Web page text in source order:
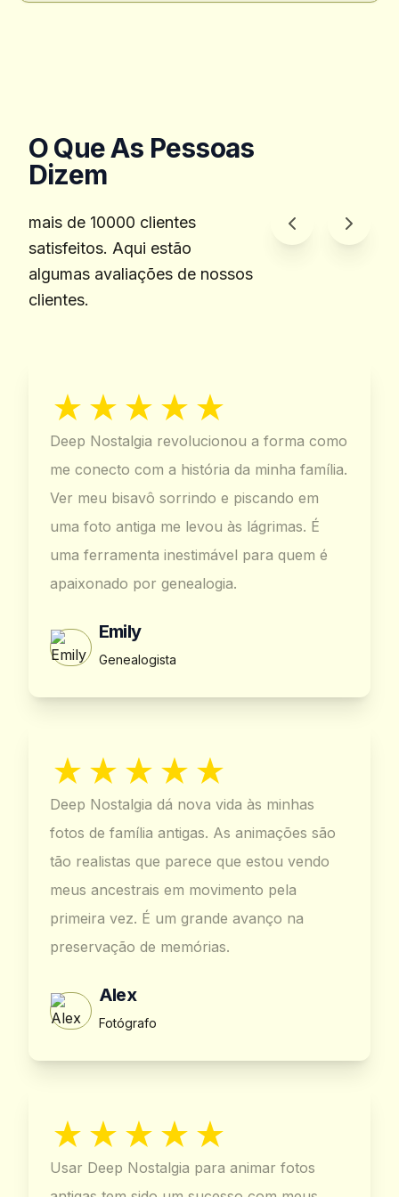
O Que As Pessoas
Dizem
mais de 10000 clientes
satisfeitos. Aqui estão
algumas avaliações de nossos
clientes.
Deep Nostalgia revolucionou a forma como
me conecto com a história da minha família.
Ver meu bisavô sorrindo e piscando em
uma foto antiga me levou às lágrimas. É
uma ferramenta inestimável para quem é
apaixonado por genealogia.
Emily
Genealogista
Deep Nostalgia dá nova vida às minhas
fotos de família antigas. As animações são
tão realistas que parece que estou vendo
meus ancestrais em movimento pela
primeira vez. É um grande avanço na
preservação de memórias.
Alex
Fotógrafo
Usar Deep Nostalgia para animar fotos